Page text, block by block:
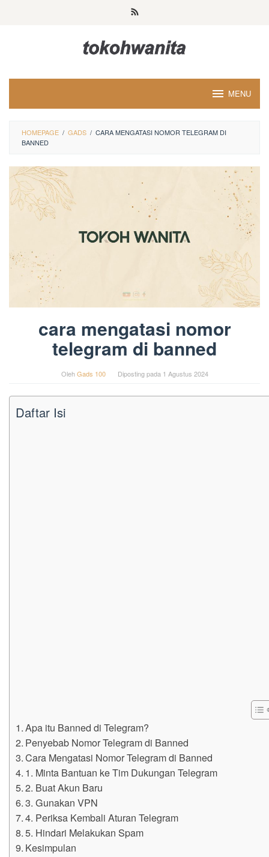
MENU
HOMEPAGE / GADS / CARA MENGATASI NOMOR TELEGRAM DI
BANNED
cara mengatasi nomor
telegram di banned
OlehGads 100 Diposting pada 1 Agustus 2024
Daftar Isi
Apa itu Banned di Telegram?
Penyebab Nomor Telegram di Banned
Cara Mengatasi Nomor Telegram di Banned
1. Minta Bantuan ke Tim Dukungan Telegram
2. Buat Akun Baru
3. Gunakan VPN
4. Periksa Kembali Aturan Telegram
5. Hindari Melakukan Spam
Kesimpulan